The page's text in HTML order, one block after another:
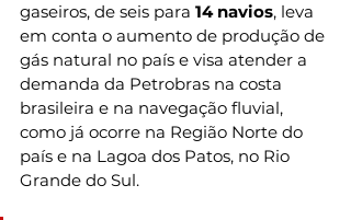
gaseiros, de seis para 14 navios, leva
em conta o aumento de produção de
gás natural no país e visa atender a
demanda da Petrobras na costa
brasileira e na navegação fluvial,
como já ocorre na Região Norte do
país e na Lagoa dos Patos, no Rio
Grande do Sul.